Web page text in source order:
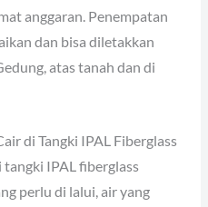
anggaran. Penempatan
dan bisa diletakkan
atas tanah dan di
di Tangki IPAL Fiberglass
IPAL fiberglass
perlu di lalui, air yang